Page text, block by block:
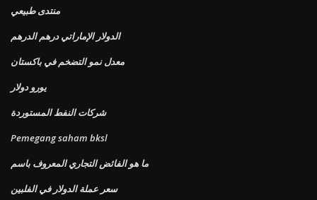
منتدى طبيعي
الدولار الإماراتي درهم الدرهم
معدل نمو التضخم في باكستان
يورو دولار
شركات النفط المستوردة
Pemegang saham bksl
ما هو الفائض التجاري المعروف باسم
سعر عملة الدولار في الفلبين